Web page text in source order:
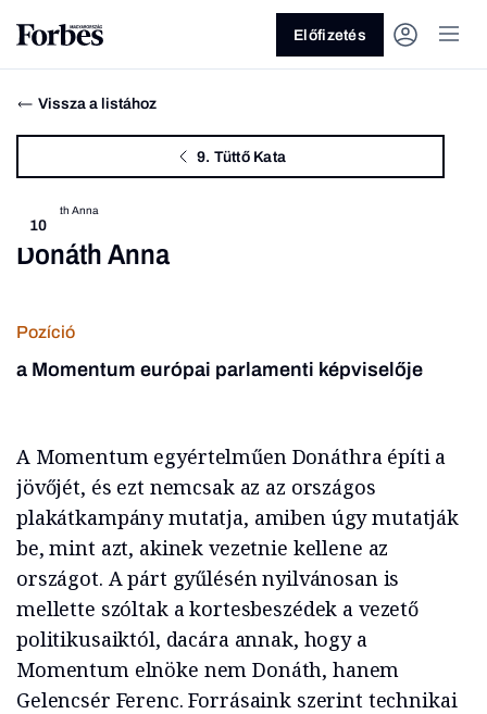
Üzlet Pénz Zöld Legyél jobb!
Előfizetés
Vissza a listához
9. Tüttő Kata
10
Donáth Anna
Pozíció
a Momentum európai parlamenti képviselője
A Momentum egyértelműen Donáthra építi a
jövőjét, és ezt nemcsak az az országos
plakátkampány mutatja, amiben úgy mutatják
be, mint azt, akinek vezetnie kellene az
országot. A párt gyűlésén nyilvánosan is
mellette szóltak a kortesbeszédek a vezető
politikusaiktól, dacára annak, hogy a
Momentum elnöke nem Donáth, hanem
Gelencsér Ferenc. Forrásaink szerint technikai